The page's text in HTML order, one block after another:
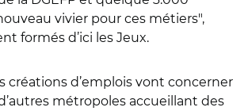
vivier pour ces métiers",
formés d’ici les Jeux.
créations d’emplois vont concerner
d’autres métropoles accueillant des